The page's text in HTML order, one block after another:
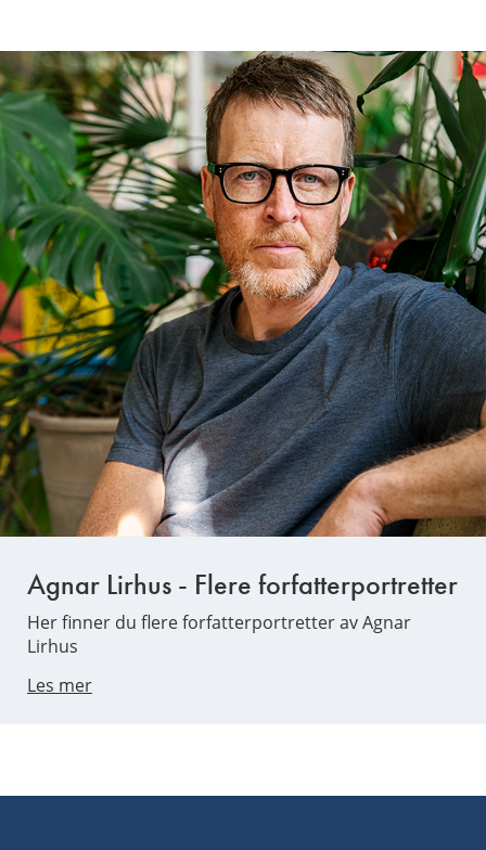
Agnar Lirhus - Flere forfatterportretter
Her finner du flere forfatterportretter av Agnar
Lirhus
Les mer